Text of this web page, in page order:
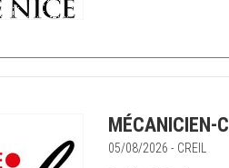
MÉCANICIEN-
05/08/2026 - CREIL